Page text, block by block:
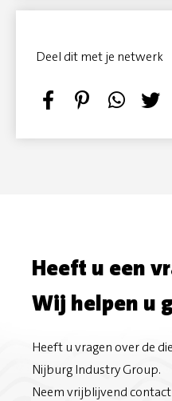
Deel dit met je netwerk
S
h
o
n
F
a
P
i
T
Heeft u een
Wij helpen u
Heeft u vragen over de
Nijburg Industry Group.
Neem vrijblijvend